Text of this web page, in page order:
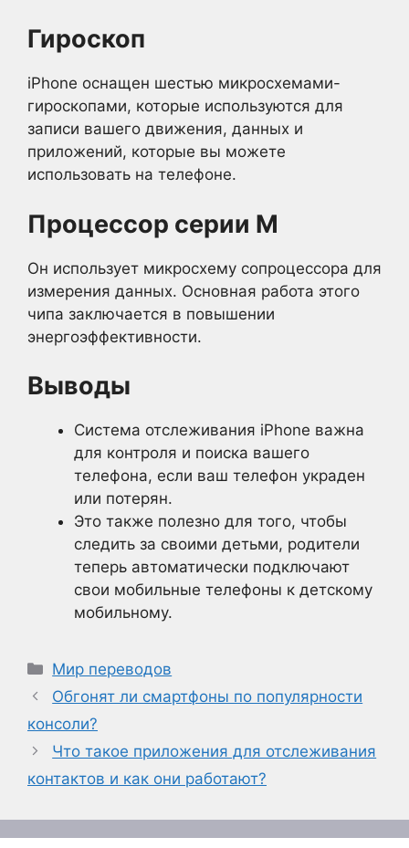
Гироскоп
iPhone оснащен шестью микросхемами-
гироскопами, которые используются для
записи вашего движения, данных и
приложений, которые вы можете
использовать на телефоне.
Процессор серии M
Он использует микросхему сопроцессора для
измерения данных. Основная работа этого
чипа заключается в повышении
энергоэффективности.
Выводы
Система отслеживания iPhone важна
для контроля и поиска вашего
телефона, если ваш телефон украден
или потерян.
Это также полезно для того, чтобы
следить за своими детьми, родители
теперь автоматически подключают
свои мобильные телефоны к детскому
мобильному.
Рубрики
Мир переводов
Обгонят ли смартфоны по популярности
консоли?
Что такое приложения для отслеживания
контактов и как они работают?